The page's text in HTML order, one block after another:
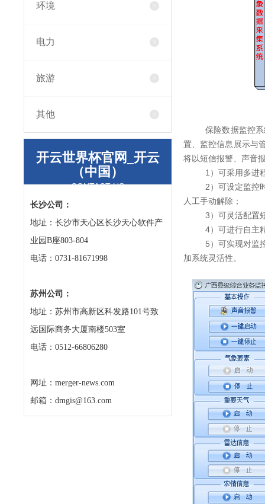
环境
电力
旅游
其他
开云世界杯官网_开云
（中国）
CONTACT US
长沙公司：
地址：长沙市天心区长沙天心软件产
业园B座803-804
电话：0731-81671998
苏州公司：
地址：苏州市高新区科发路101号致
远国际商务大厦南楼503室
电话：0512-66806280
网址：merger-news.com
邮箱：dmgis@163.com
保险数据监控
置、监控信息展示与
将以短信报警、声音
1）可采用多进
2）可设定监控
人工手动解除；
3）可灵活配置
4）可进行自主
5）可实现对监控频
加系统灵活性。